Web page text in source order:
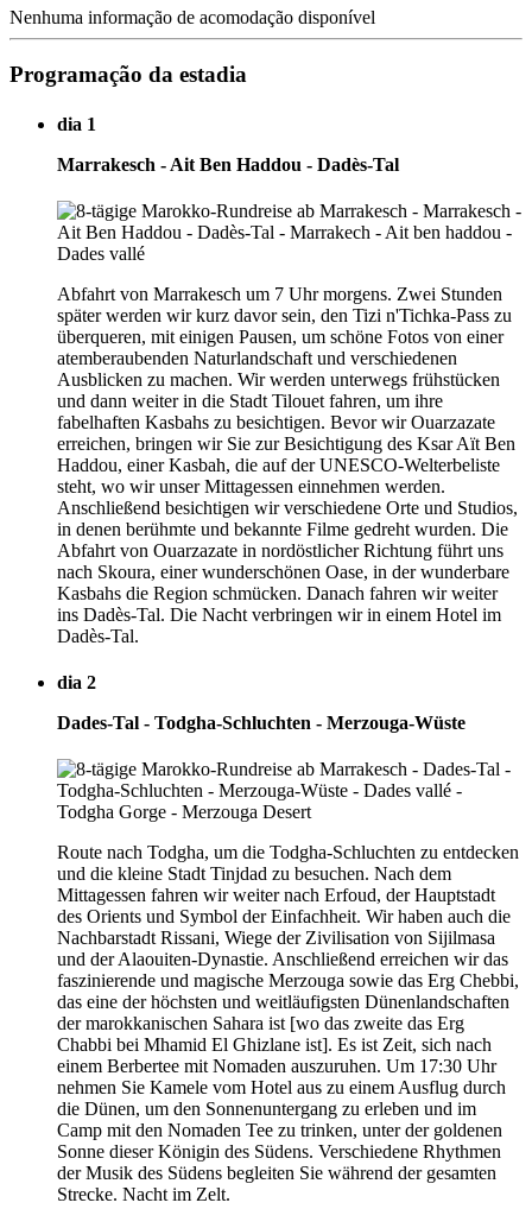
Nenhuma informação de acomodação disponível
Programação da estadia
dia 1
Marrakesch - Ait Ben Haddou - Dadès-Tal
Abfahrt von Marrakesch um 7 Uhr morgens. Zwei Stunden
später werden wir kurz davor sein, den Tizi n'Tichka-Pass zu
überqueren, mit einigen Pausen, um schöne Fotos von einer
atemberaubenden Naturlandschaft und verschiedenen
Ausblicken zu machen. Wir werden unterwegs frühstücken
und dann weiter in die Stadt Tilouet fahren, um ihre
fabelhaften Kasbahs zu besichtigen. Bevor wir Ouarzazate
erreichen, bringen wir Sie zur Besichtigung des Ksar Aït Ben
Haddou, einer Kasbah, die auf der UNESCO-Welterbeliste
steht, wo wir unser Mittagessen einnehmen werden.
Anschließend besichtigen wir verschiedene Orte und Studios,
in denen berühmte und bekannte Filme gedreht wurden. Die
Abfahrt von Ouarzazate in nordöstlicher Richtung führt uns
nach Skoura, einer wunderschönen Oase, in der wunderbare
Kasbahs die Region schmücken. Danach fahren wir weiter
ins Dadès-Tal. Die Nacht verbringen wir in einem Hotel im
Dadès-Tal.
dia 2
Dades-Tal - Todgha-Schluchten - Merzouga-Wüste
Route nach Todgha, um die Todgha-Schluchten zu entdecken
und die kleine Stadt Tinjdad zu besuchen. Nach dem
Mittagessen fahren wir weiter nach Erfoud, der Hauptstadt
des Orients und Symbol der Einfachheit. Wir haben auch die
Nachbarstadt Rissani, Wiege der Zivilisation von Sijilmasa
und der Alaouiten-Dynastie. Anschließend erreichen wir das
faszinierende und magische Merzouga sowie das Erg Chebbi,
das eine der höchsten und weitläufigsten Dünenlandschaften
der marokkanischen Sahara ist [wo das zweite das Erg
Chabbi bei Mhamid El Ghizlane ist]. Es ist Zeit, sich nach
einem Berbertee mit Nomaden auszuruhen. Um 17:30 Uhr
nehmen Sie Kamele vom Hotel aus zu einem Ausflug durch
die Dünen, um den Sonnenuntergang zu erleben und im
Camp mit den Nomaden Tee zu trinken, unter der goldenen
Sonne dieser Königin des Südens. Verschiedene Rhythmen
der Musik des Südens begleiten Sie während der gesamten
Strecke. Nacht im Zelt.